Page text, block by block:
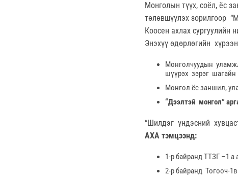
Монголын түүх, соёл, ёс
төлөвшүүлэх зорилгоор
Коосен ахлах сургуулийн
Энэхүү өдөрлөгийн
Монголчуудын
шүүрэх зэрэг
Монгол ёс заншил,
“Дээлтэй монгол”
“Шилдэг үндэсний
АХА тэмцээнд:
1-р байранд ТТЗГ –1 а
2-р байранд Тогооч-